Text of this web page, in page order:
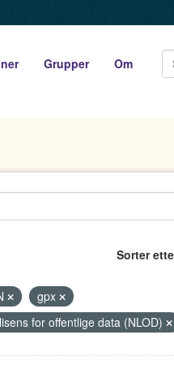
Grupper Om
Sorter
gpx
for offentlige data (NLOD)